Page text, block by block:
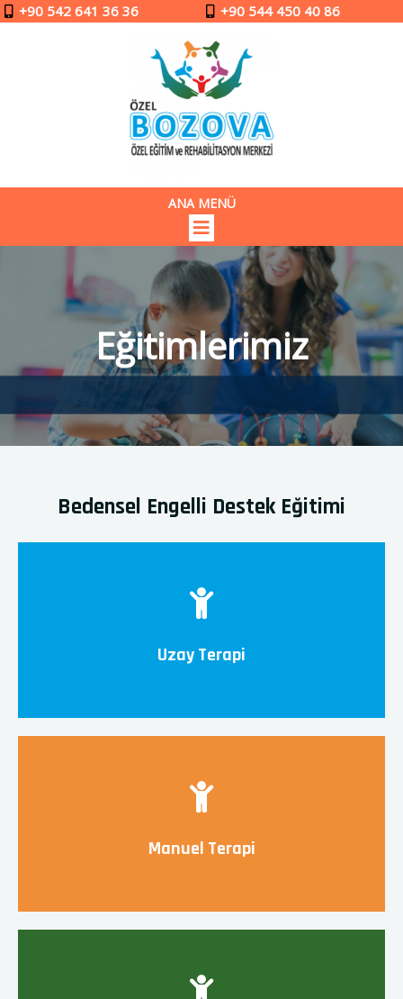
+90 542 641 36 36 +90 544 450 40 86
ANA MENÜ
Eğitimlerimiz
Bedensel Engelli Destek Eğitimi
Uzay Terapi
Manuel Terapi